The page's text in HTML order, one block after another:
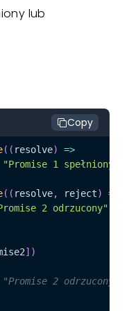
lub
Copy
( ( resolve)
=>
"Promise 1 spełniony"
( ( resolve, reject)
=>
2 odrzucony"
] )
2 odrzucony"